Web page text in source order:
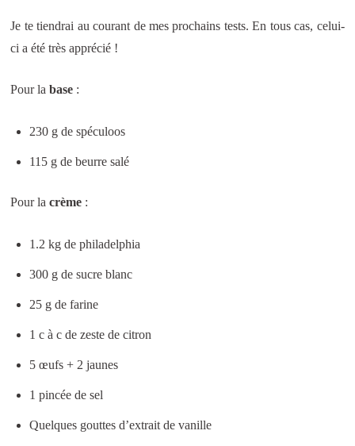
Je te tiendrai au courant de mes prochains tests. En tous cas, celui-
ci a été très apprécié !
Pour la base :
230 g de spéculoos
115 g de beurre salé
Pour lacrème :
1.2 kg de philadelphia
300 g de sucre blanc
25 g de farine
1 c à c de zeste de citron
5 œufs + 2 jaunes
1 pincée de sel
Quelques gouttes d’extrait de vanille